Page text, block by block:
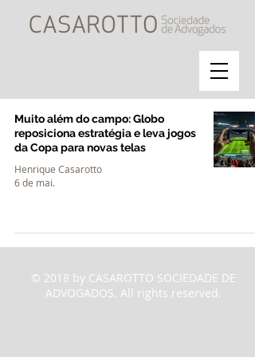
Muito além do campo: Globo
reposiciona estratégia e leva jogos
da Copa para novas telas
Henrique Casarotto
6 de mai.
© 2018 by CASAROTTO SOCIEDADE DE
ADVOGADOS. All rights reserved.